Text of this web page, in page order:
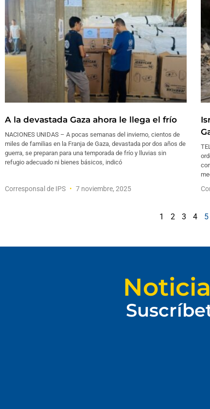
A la devastada Gaza ahora le llega el frío
NACIONES UNIDAS – A pocas semanas del invierno, cientos de
miles de familias en la Franja de Gaza, devastada por dos años de
guerra, se preparan para una temporada de frío y lluvias sin
refugio adecuado ni bienes básicos, indicó
Corresponsal de IPS 7 noviembre, 2025
1 2 3 4 5